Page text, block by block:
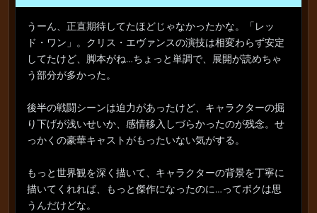
うーん、正直期待してたほどじゃなかったかな。「レッ
ド・ワン」。クリス・エヴァンスの演技は相変わらず安定
してたけど、脚本がね…ちょっと単調で、展開が読めちゃ
う部分が多かった。
後半の戦闘シーンは迫力があったけど、キャラクターの掘
り下げが浅いせいか、感情移入しづらかったのが残念。せ
っかくの豪華キャストがもったいない気がする。
もっと世界観を深く描いて、キャラクターの背景を丁寧に
描いてくれれば、もっと傑作になったのに…ってボクは思
うんだけどな。